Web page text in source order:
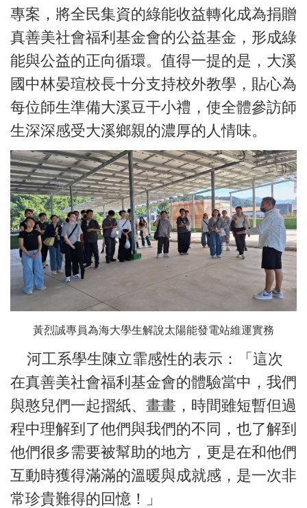
專案，將全民集資的綠能收益轉化成為捐贈
真善美社會福利基金會的公益基金，形成綠
能與公益的正向循環。值得一提的是，大溪
國中林晏瑄校長十分支持校外教學，貼心為
每位師生準備大溪豆干小禮，使全體參訪師
生深深感受大溪鄉親的濃厚的人情味。
黃烈誠專員為海大學生解說太陽能發電站維運實務
河工系學生陳立霏感性的表示：「這次
在真善美社會福利基金會的體驗當中，我們
與憨兒們一起摺紙、畫畫，時間雖短暫但過
程中理解到了他們與我們的不同，也了解到
他們很多需要被幫助的地方，更是在和他們
互動時獲得滿滿的溫暖與成就感，是一次非
常珍貴難得的回憶！」